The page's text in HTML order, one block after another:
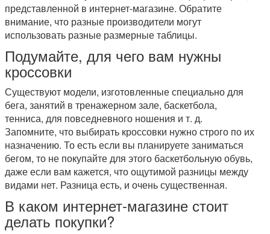
представленной в интернет-магазине. Обратите
внимание, что разные производители могут
использовать разные размерные таблицы.
Подумайте, для чего вам нужны
кроссовки
Существуют модели, изготовленные специально для
бега, занятий в тренажерном зале, баскетбола,
тенниса, для повседневного ношения и т. д.
Запомните, что выбирать кроссовки нужно строго по их
назначению. То есть если вы планируете заниматься
бегом, то не покупайте для этого баскетбольную обувь,
даже если вам кажется, что ощутимой разницы между
видами нет. Разница есть, и очень существенная.
В каком интернет-магазине стоит
делать покупки?